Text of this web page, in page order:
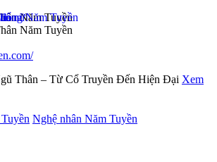
Năm Tuyền
Năm Tuyền
Thân – Từ Cổ Truyền Đến Hiện Đại Xem
Nghệ nhân Năm Tuyền